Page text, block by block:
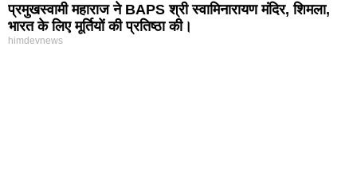
प्रमुखस्वामी महाराज ने BAPS श्री स्वामिनारायण मंदिर, शिमला,
भारत के लिए मूर्तियों की प्रतिष्ठा की।
himdevnews